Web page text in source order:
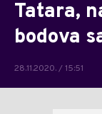
Tatara,
bodova
28.11.2020. / 15:51